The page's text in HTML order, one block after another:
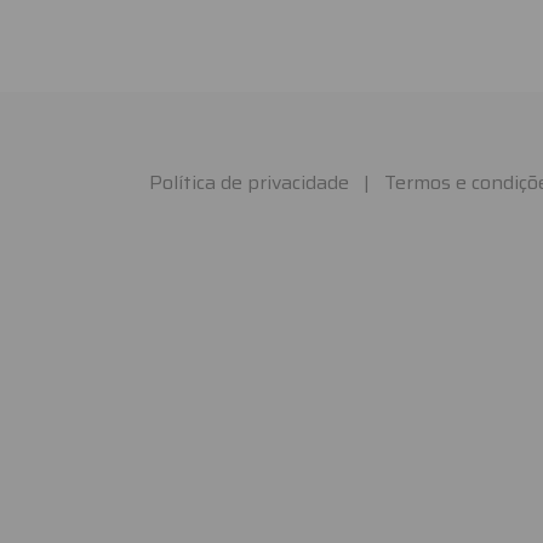
Política de privacidade | Termos e